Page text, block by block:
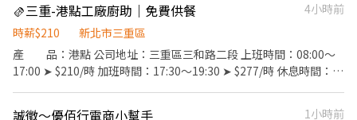
━━━━━━━━━━━━━━━ 【工作內容】筆電的組裝/測試/
包裝 【上班地點】新北市三重區興德路 【上班時間】09:00～
18:00 【加班時間】18:30～20:30 【休息時間】上下午10分/午休60
分/加班30分 【薪資待遇】時薪 $210 加班$277 ~$342 【預支薪
水】隔日領 / 隔週領 【火速應徵】📱 搜尋LIN.E ID👉xingfu558
🫔三重-港點工廠廚助｜免費供餐
4小時前
時薪$210
新北市三重區
產 品：港點 公司地址：三重區三和路二段 上班時間：08:00～
17:00 ➤ $210/時 加班時間：17:30～19:30 ➤ $277/時 休息時間：午
誠徵～優佰行電商小幫手
1小時前